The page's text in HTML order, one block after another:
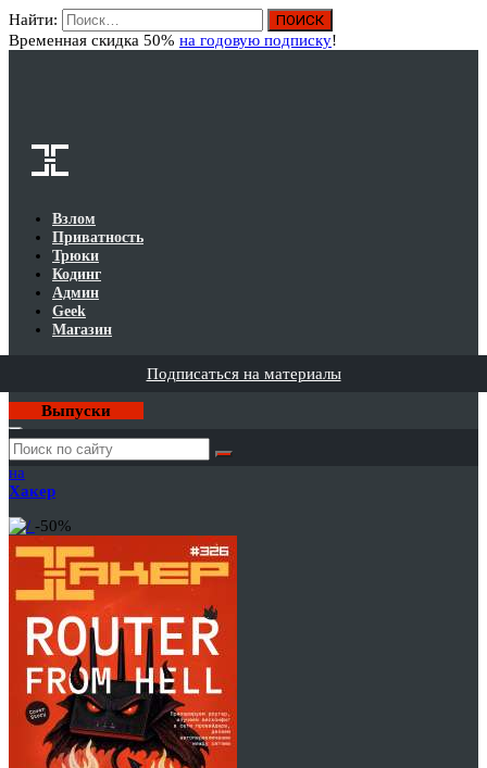
Найти:
Временная скидка 50% на годовую подписку!
Взлом
Приватность
Трюки
Кодинг
Админ
Geek
Магазин
Подписаться на материалы
Выпуски
Годовая
подписка
на
Хакер
-50%